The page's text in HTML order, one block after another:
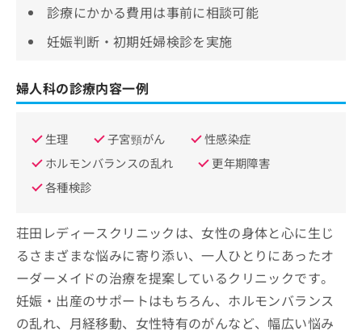
診療にかかる費用は事前に相談可能
妊娠判断・初期妊婦検診を実施
婦人科の診療内容一例
生理 子宮頸がん
性感染症
ホルモンバランスの乱れ
更年期障害
各種検診
荘田レディースクリニックは、女性の身体と心に生じ
るさまざまな悩みに寄り添い、一人ひとりにあったオ
ーダーメイドの治療を提案しているクリニックです。
妊娠・出産のサポートはもちろん、ホルモンバランス
の乱れ、月経移動、女性特有のがんなど、幅広い悩み